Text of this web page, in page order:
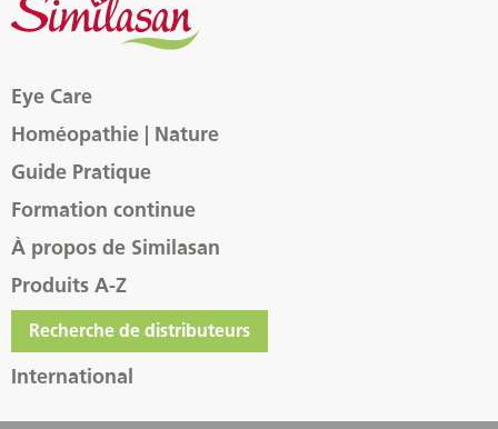
Eye Care
Homéopathie | Nature
Guide Pratique
Formation continue
À propos de Similasan
Produits A-Z
Recherche de distributeurs
International